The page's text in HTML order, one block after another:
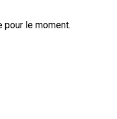
pour le moment.